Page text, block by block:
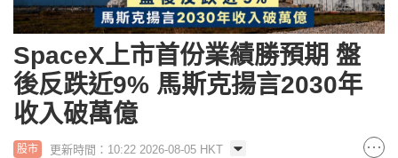
SpaceX上市首份業績勝預期 盤
後反跌近9% 馬斯克揚言2030年
收入破萬億
股市 更新時間：10:22 2026-08-05 HKT